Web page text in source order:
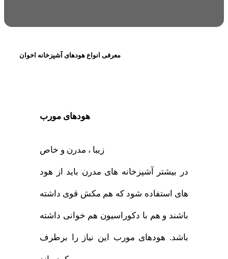
معرفی انواع هودهای آشپزخانه اخوان
هودهای مورب
زیبا ، مدرن و خاص
در بیشتر آشپزخانه های مدرن باید از هود
های استفاده شود که هم مکش قوی داشته
باشند و هم با دکوراسیون هم خوانی داشته
باشد. هودهای مورب این نیاز را برطرف